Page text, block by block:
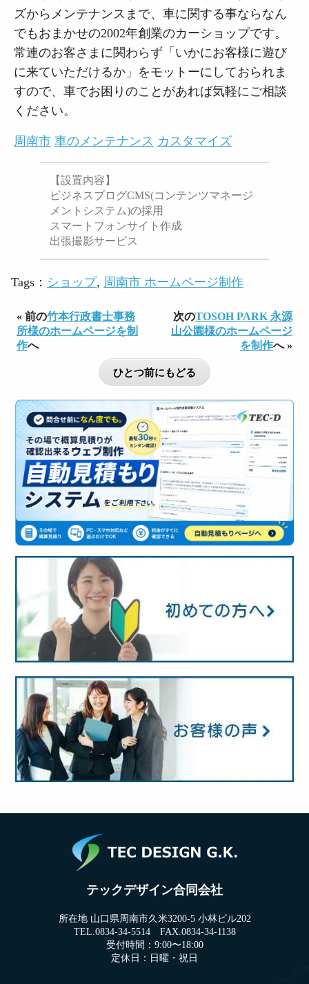
ズからメンテナンスまで、車に関する事ならなん
でもおまかせの2002年創業のカーショップです。
常連のお客さまに関わらず「いかにお客様に遊び
に来ていただけるか」をモットーにしておられま
すので、車でお困りのことがあれば気軽にご相談
ください。
周南市 車のメンテナンス カスタマイズ
【設置内容】
ビジネスブログCMS(コンテンツマネージ
メントシステム)の採用
スマートフォンサイト作成
出張撮影サービス
Tags： ショップ, 周南市 ホームページ制作
« 前の竹本行政書士事務
所様のホームページを制
作へ
次のTOSOH PARK 永源
山公園様のホームページ
を制作へ »
テックデザイン合同会社
所在地 山口県周南市久米3200-5 小林ビル202
TEL.0834-34-5514 FAX.0834-34-1138
受付時間：9:00〜18:00
定休日：日曜・祝日